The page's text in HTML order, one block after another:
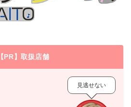
【PR】取扱店舗
見逃せない